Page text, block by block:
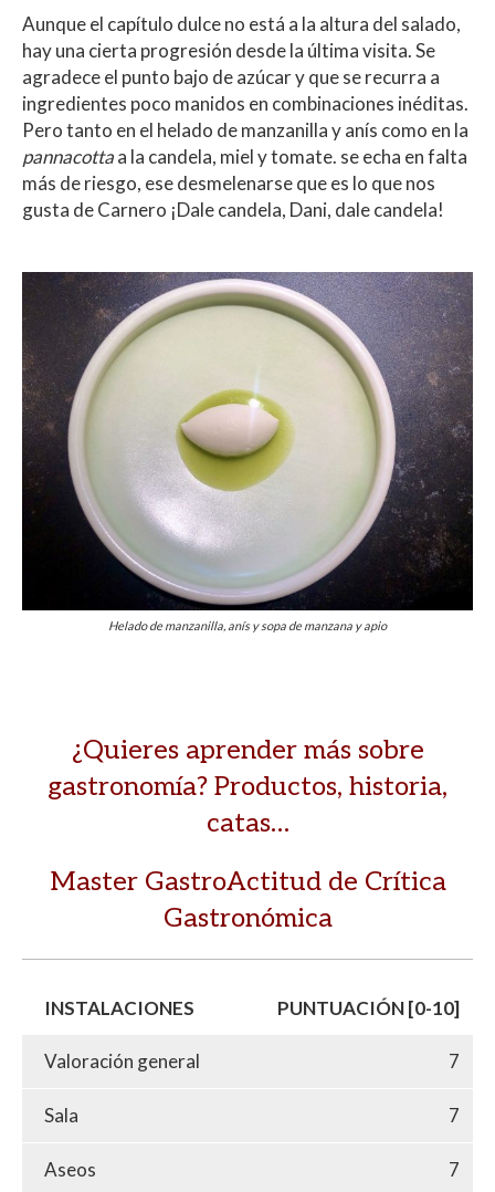
Aunque el capítulo dulce no está a la altura del salado,
hay una cierta progresión desde la última visita. Se
agradece el punto bajo de azúcar y que se recurra a
ingredientes poco manidos en combinaciones inéditas.
Pero tanto en el helado de manzanilla y anís como en la
pannacottaa la candela, miel y tomate. se echa en falta
más de riesgo, ese desmelenarse que es lo que nos
gusta de Carnero ¡Dale candela, Dani, dale candela!
Helado de manzanilla, anís y sopa de manzana y apio
¿Quieres aprender más sobre
gastronomía? Productos, historia,
catas…
Master GastroActitud de Crítica
Gastronómica
INSTALACIONES PUNTUACIÓN [0-10]
Valoración general 7
Sala 7
Aseos 7